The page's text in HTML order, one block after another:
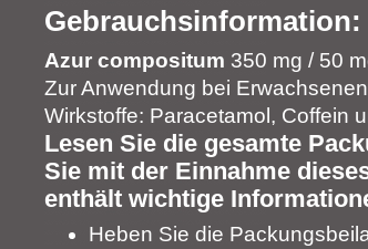
Azur compositum 350 mg / 50
Zur Anwendung bei
Wirkstoffe: Paracetamol, Coffein
Lesen Sie die gesamte
Sie mit der Einnahme
enthält wichtige
Heben Sie die